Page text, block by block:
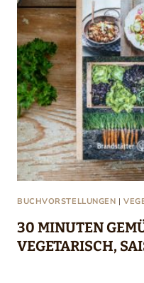
BUCHVORSTELLUNGEN |
30 MINUTEN
VEGETARISCH,